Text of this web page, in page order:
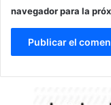
navegador para la